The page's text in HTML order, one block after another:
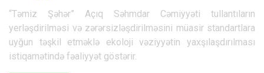
“Təmiz Şəhər” Açıq Səhmdar Cəmiyyəti tullantıların
yerləşdirilməsi və zərərsizləşdirilməsini müasir standartlara
uyğun təşkil etməklə ekoloji vəziyyətin yaxşılaşdırılması
istiqamətində fəaliyyət göstərir.